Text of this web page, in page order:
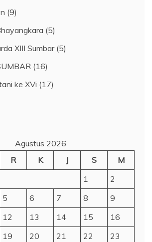
(9)
(5)
XIII Sumbar(5)
(16)
ke XVi (17)
Agustus 2026
R K J S
M
1
2
5 6 7 8
9
12 13 14 15
16
19 20 21 22
23